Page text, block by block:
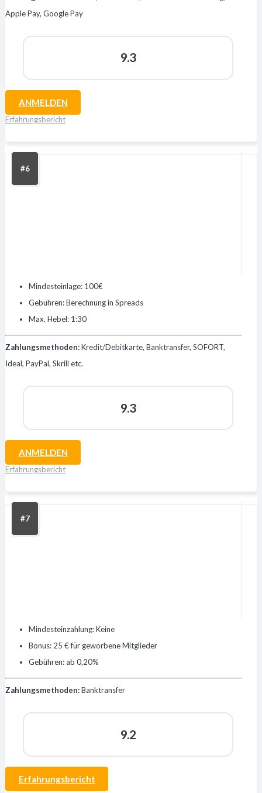
Apple Pay, Google Pay
9.3
ANMELDEN
Erfahrungsbericht
#6
Mindesteinlage: 100€
Gebühren: Berechnung in Spreads
Max. Hebel: 1:30
Zahlungsmethoden:Kredit/Debitkarte, Banktransfer, SOFORT,
Ideal, PayPal, Skrill etc.
9.3
ANMELDEN
Erfahrungsbericht
#7
Mindesteinzahlung: Keine
Bonus: 25 € für geworbene Mitglieder
Gebühren: ab 0,20%
Zahlungsmethoden:Banktransfer
9.2
Erfahrungsbericht